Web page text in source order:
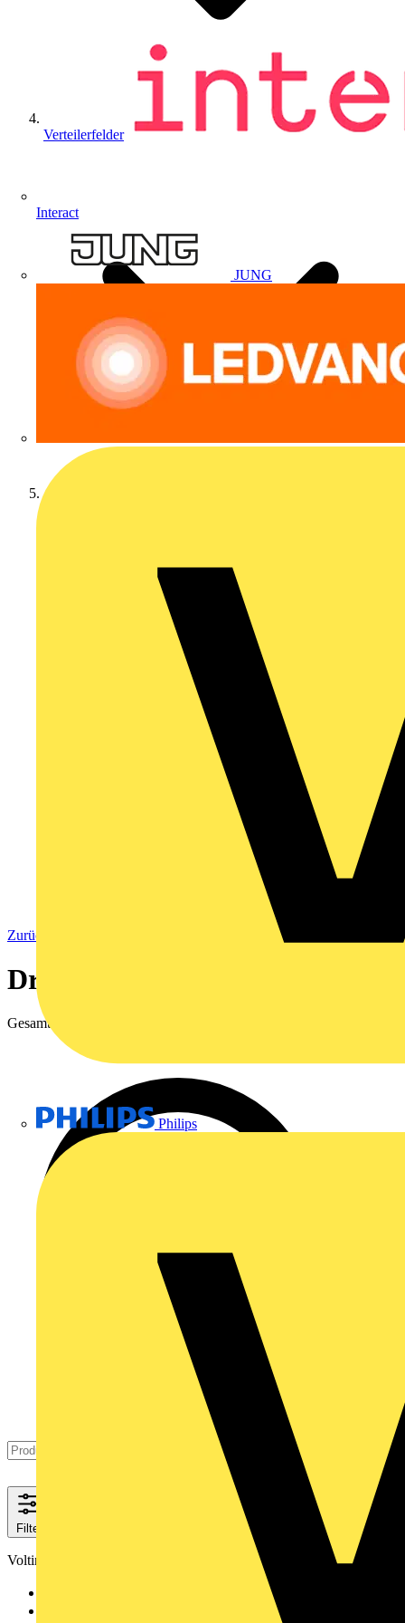
Interact
JUNG
Philips
Verteilerfelder
Zurück zu Verteilerfelder
Dreiphasige Verteilerfelder
Gesamtergebnisse
Filter
Voltimum+ Treueprogramm